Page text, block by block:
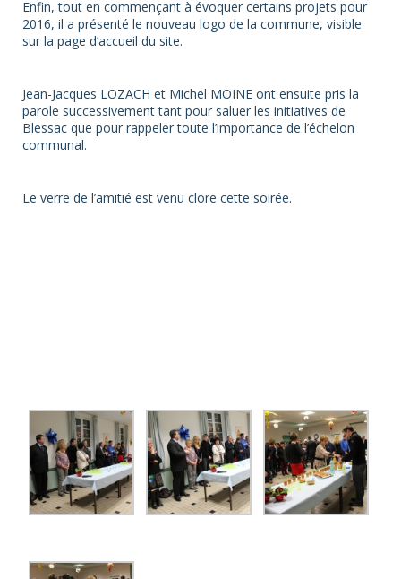
Enfin, tout en commençant à évoquer certains projets pour
2016, il a présenté le nouveau logo de la commune, visible
sur la page d’accueil du site.
Jean-Jacques LOZACH et Michel MOINE ont ensuite pris la
parole successivement tant pour saluer les initiatives de
Blessac que pour rappeler toute l’importance de l’échelon
communal.
Le verre de l’amitié est venu clore cette soirée.